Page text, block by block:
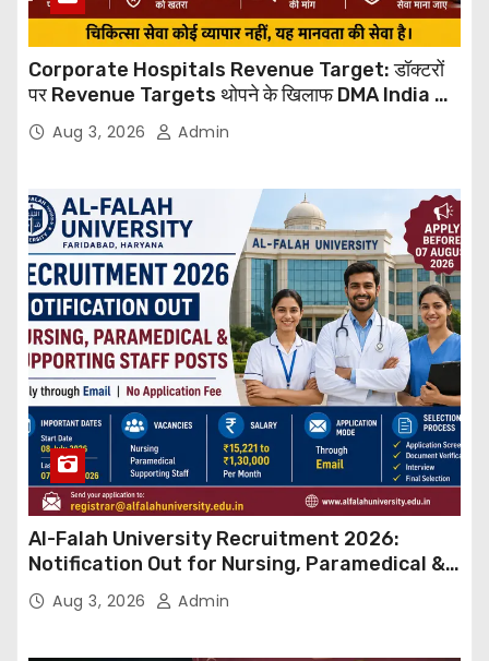
Corporate Hospitals Revenue Target: डॉक्टरों
पर Revenue Targets थोपने के खिलाफ DMA India का
बड़ा कदम, NHRC से Suo Motu जांच की मांग
Aug 3, 2026 Admin
Al-Falah University Recruitment 2026:
Notification Out for Nursing, Paramedical &
Supporting Staff Posts, Apply Through Email
Aug 3, 2026 Admin